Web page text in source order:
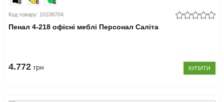
Код товару: 10108704
Пенал 4-218 офісні меблі Персонал Саліта
4.772 грн КУПИТИ